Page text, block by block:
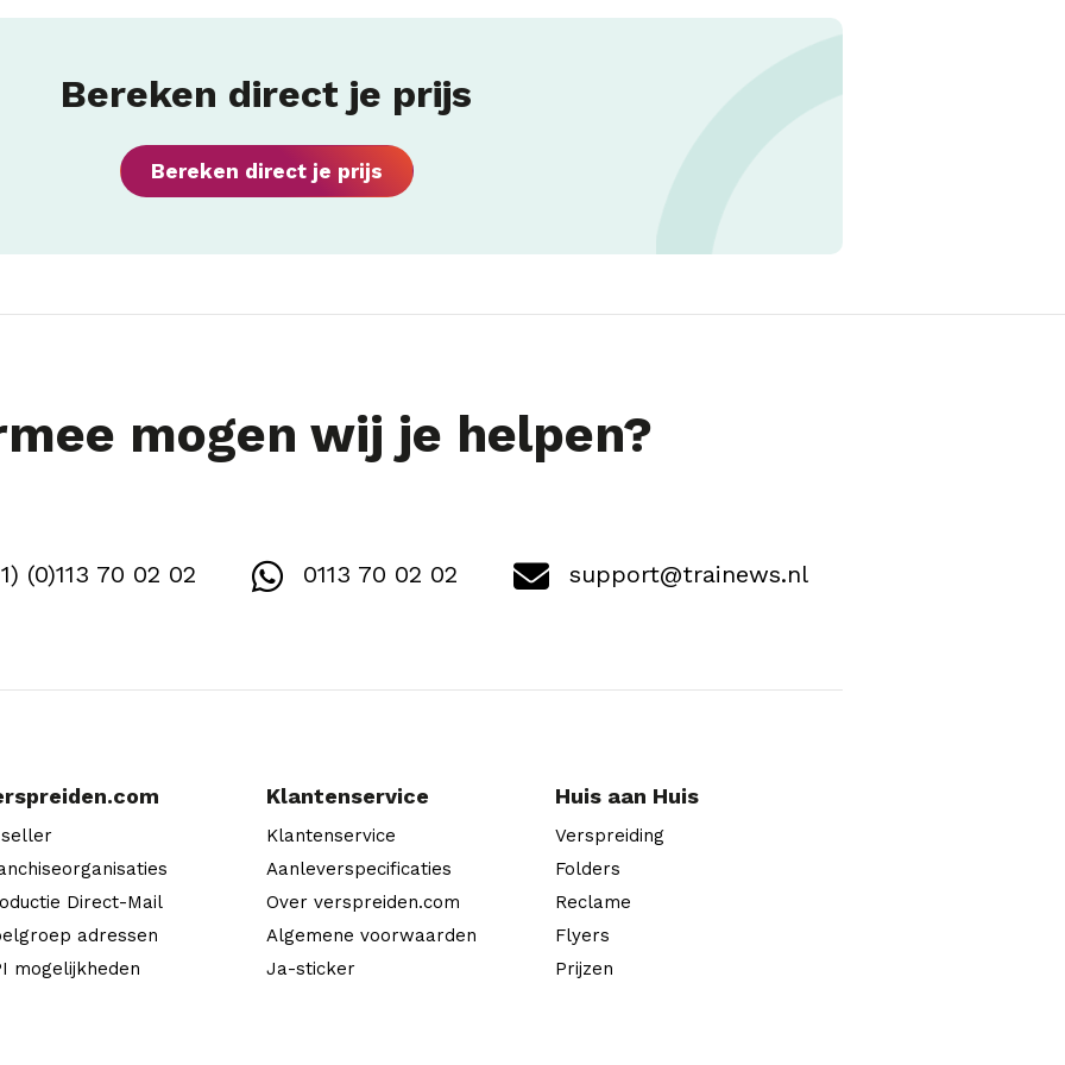
Bereken direct je prijs
Bereken direct je prijs
mogen wij je helpen?
(0)113 70 02 02 0113 70 02 02 support@trainews.nl
Direct-Mail
adressen
mogelijkheden
Klantenservice
Klantenservice
Aanleverspecificaties
Over verspreiden.com
Algemene voorwaarden
Ja-sticker
Huis aan Huis
Verspreiding
Folders
Reclame
Flyers
Prijzen